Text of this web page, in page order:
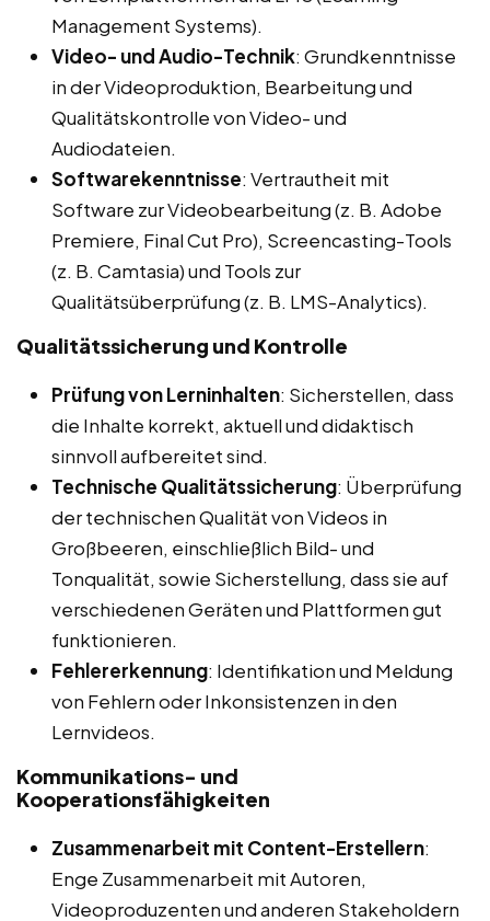
Management Systems).
Video- und Audio-Technik: Grundkenntnisse
in der Videoproduktion, Bearbeitung und
Qualitätskontrolle von Video- und
Audiodateien.
Softwarekenntnisse: Vertrautheit mit
Software zur Videobearbeitung (z. B. Adobe
Premiere, Final Cut Pro), Screencasting-Tools
(z. B. Camtasia) und Tools zur
Qualitätsüberprüfung (z. B. LMS-Analytics).
Qualitätssicherung und Kontrolle
Prüfung von Lerninhalten: Sicherstellen, dass
die Inhalte korrekt, aktuell und didaktisch
sinnvoll aufbereitet sind.
Technische Qualitätssicherung: Überprüfung
der technischen Qualität von Videos in
Großbeeren, einschließlich Bild- und
Tonqualität, sowie Sicherstellung, dass sie auf
verschiedenen Geräten und Plattformen gut
funktionieren.
Fehlererkennung: Identifikation und Meldung
von Fehlern oder Inkonsistenzen in den
Lernvideos.
Kommunikations- und
Kooperationsfähigkeiten
Zusammenarbeit mit Content-Erstellern:
Enge Zusammenarbeit mit Autoren,
Videoproduzenten und anderen Stakeholdern